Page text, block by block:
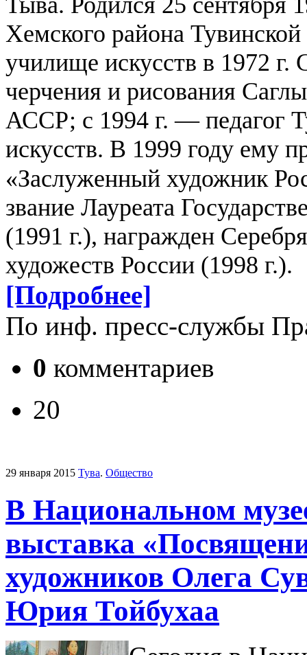
Хемского района
училище искусств в 1972 г.
черчения и рисования
АССР; с 1994 г. — педагог
искусств. В 1999 году ему
«Заслуженный художник
звание Лауреата
(1991 г.), награжден
художеств России (1998 г.).
[Подробнее]
По инф. пресс-службы
0 комментариев
20
29 января 2015 Тува. Общество
В Национальном
выставка
художников Олега
Юрия Тойбухаа